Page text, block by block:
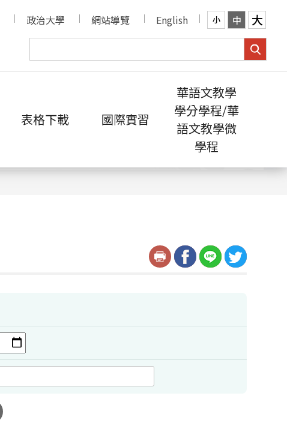
政治大學 網站導覽 English 小 中 大
表格下載 國際實習
華語文教學
學分學程/華
語文教學微
學程